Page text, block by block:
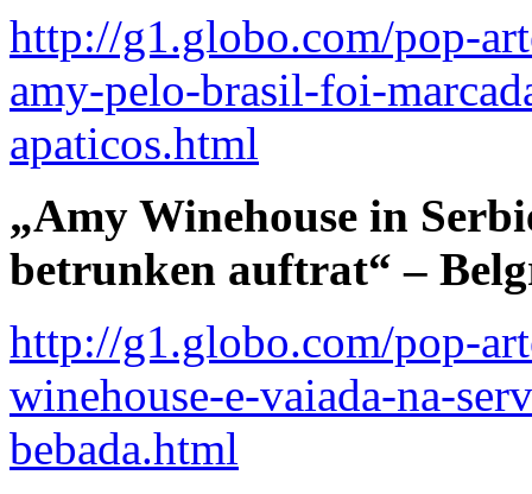
http://g1.globo.com/pop-
amy-pelo-brasil-foi-
apaticos.html
„Amy Winehouse in
betrunken auftrat“ –
http://g1.globo.com/pop-
winehouse-e-vaiada-na-
bebada.html